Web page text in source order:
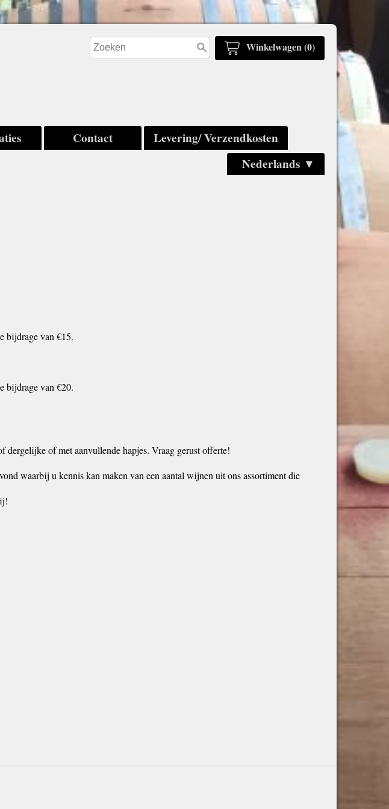
Winkelwagen (0)
Contact
Levering/ Verzendkosten
Nederlands ▼
bijdrage van €15.
bijdrage van €20.
dergelijke of met aanvullende hapjes. Vraag gerust offerte!
waarbij u kennis kan maken van een aantal wijnen uit ons assortiment die